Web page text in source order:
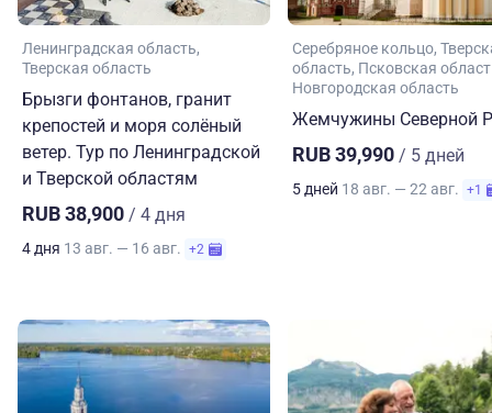
Ленинградская область
Тверская область
Брызги фонтанов, гранит
крепостей и моря солёный
ветер. Тур по Ленинградской
и Тверской областям
RUB 38,900 / 4 дня
4 дня 13 авг. — 16 авг. +2
Серебряное кольцо
область Псковская
Новгородская область
Жемчужины Северной
RUB 39,990 / 5 дней
5 дней 18 авг. — 22 авг. +1